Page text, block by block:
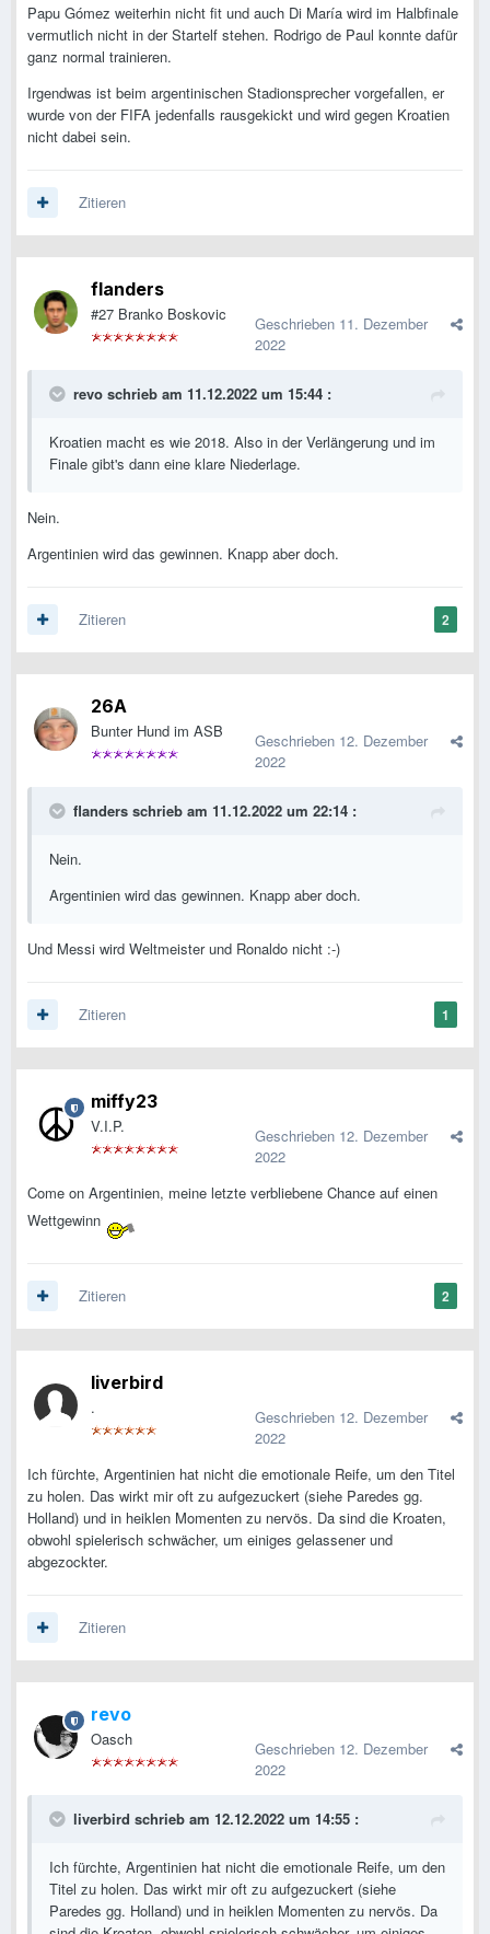
Papu Gómez weiterhin nicht fit und auch Di María wird im Halbfinale
vermutlich nicht in der Startelf stehen. Rodrigo de Paul konnte dafür
ganz normal trainieren.
Irgendwas ist beim argentinischen Stadionsprecher vorgefallen, er
wurde von der FIFA jedenfalls rausgekickt und wird gegen Kroatien
nicht dabei sein.
Zitieren
flanders
#27 Branko Boskovic Geschrieben 11. Dezember
2022
revo schrieb am 11.12.2022 um 15:44 :
Kroatien macht es wie 2018. Also in der Verlängerung und im
Finale gibt's dann eine klare Niederlage.
Nein.
Argentinien wird das gewinnen. Knapp aber doch.
2
Zitieren
26A
Bunter Hund im ASB Geschrieben 12. Dezember
2022
flanders schrieb am 11.12.2022 um 22:14 :
Nein.
Argentinien wird das gewinnen. Knapp aber doch.
Und Messi wird Weltmeister und Ronaldo nicht :-)
1
Zitieren
miffy23
V.I.P. Geschrieben 12. Dezember
2022
Come on Argentinien, meine letzte verbliebene Chance auf einen
Wettgewinn
2
Zitieren
liverbird
. Geschrieben 12. Dezember
2022
Ich fürchte, Argentinien hat nicht die emotionale Reife, um den Titel
zu holen. Das wirkt mir oft zu aufgezuckert (siehe Paredes gg.
Holland) und in heiklen Momenten zu nervös. Da sind die Kroaten,
obwohl spielerisch schwächer, um einiges gelassener und
abgezockter.
Zitieren
revo
Oasch Geschrieben 12. Dezember
2022
liverbird schrieb am 12.12.2022 um 14:55 :
Ich fürchte, Argentinien hat nicht die emotionale Reife, um den
Titel zu holen. Das wirkt mir oft zu aufgezuckert (siehe
Paredes gg. Holland) und in heiklen Momenten zu nervös. Da